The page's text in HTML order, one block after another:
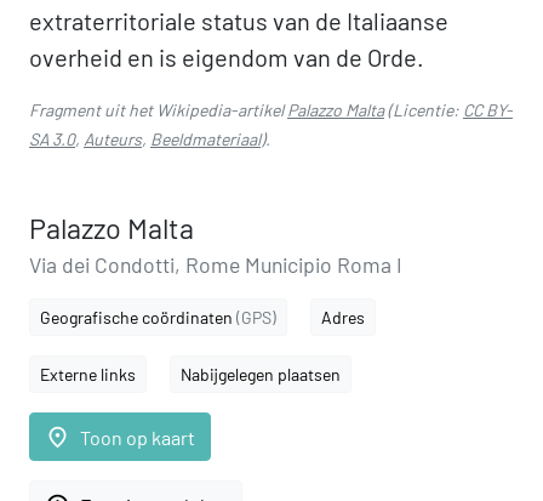
extraterritoriale status van de Italiaanse
overheid en is eigendom van de Orde.
Fragment uit het Wikipedia-artikelPalazzo Malta(Licentie: CC BY-
SA 3.0, Auteurs, Beeldmateriaal).
Palazzo Malta
Via dei Condotti, Rome Municipio Roma I
Geografische coördinaten (GPS) Adres
Externe links Nabijgelegen plaatsen
place Toon op kaart